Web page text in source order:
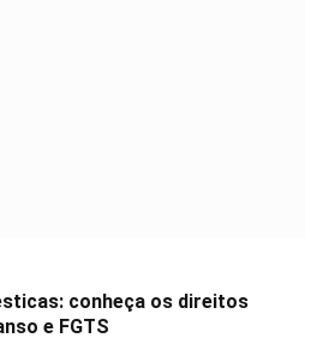
conheça os direitos
e FGTS